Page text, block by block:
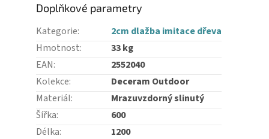
Doplňkové parametry
Kategorie:
2cm dlažba imitace dřeva
Hmotnost:
33 kg
EAN:
2552040
Kolekce:
Deceram Outdoor
Materiál:
Mrazuvzdorný slinutý
Šířka:
600
Délka:
1200